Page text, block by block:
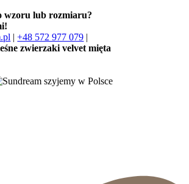
wzoru lub rozmiaru?
|+48 572 977 079 |
zwierzaki velvet mięta